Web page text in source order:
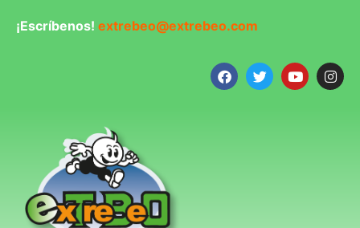
¡Escríbenos! extrebeo@extrebeo.com